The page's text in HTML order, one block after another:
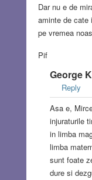
Dar nu e de
aminte de cate
pe vremea
Pif
George
Reply
Asa e,
injuraturile
in limba
limba
sunt foate
dure si